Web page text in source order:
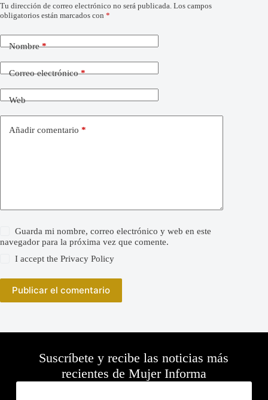
Tu dirección de correo electrónico no será publicada. Los campos
obligatorios están marcados con *
Nombre*
Correo electrónico*
Web
Añadir comentario *
Guarda mi nombre, correo electrónico y web en este
navegador para la próxima vez que comente.
I accept thePrivacy Policy
Publicar el comentario
Suscríbete y recibe las noticias más
recientes de Mujer Informa